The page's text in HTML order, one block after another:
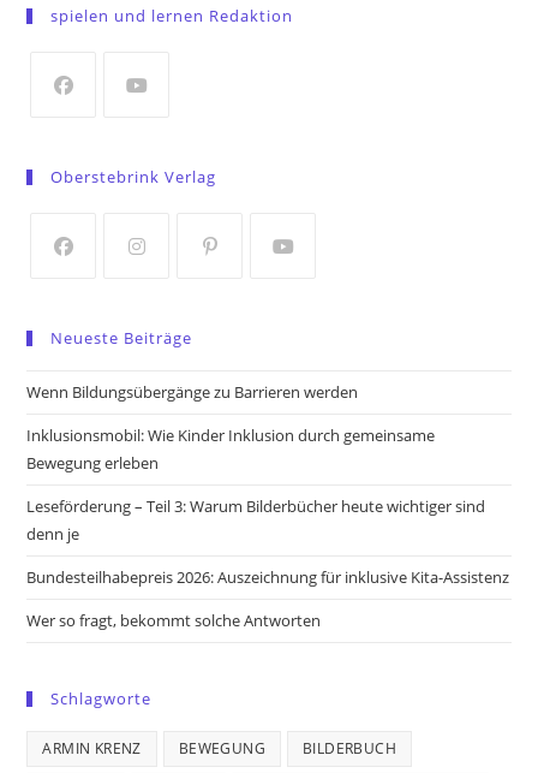
a
tab
spielen und lernen Redaktion
a
tab
tab
Oberstebrink Verlag
a
new
new
a
new
new
Neueste Beiträge
Wenn Bildungsübergänge zu Barrieren werden
Inklusionsmobil: Wie Kinder Inklusion durch gemeinsame
Bewegung erleben
Leseförderung – Teil 3: Warum Bilderbücher heute wichtiger sind
denn je
Bundesteilhabepreis 2026: Auszeichnung für inklusive Kita-Assistenz
Wer so fragt, bekommt solche Antworten
Schlagworte
ARMIN KRENZ BEWEGUNG BILDERBUCH